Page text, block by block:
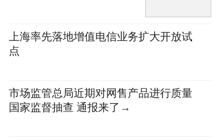
上海率先落地增值电信业务扩大开放试
点
市场监管总局近期对网售产品进行质量
国家监督抽查 通报来了→